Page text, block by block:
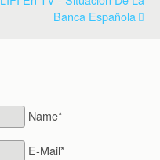
Banca Española
Name*
E-Mail*